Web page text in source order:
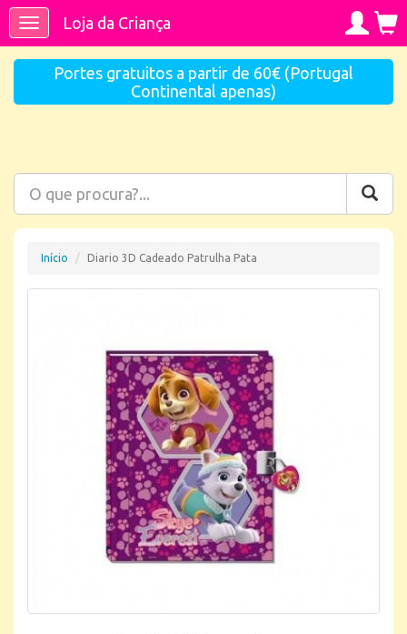
ToggleLoja da Criança
Portes gratuitos a partir de 60€ (Portugal
Continental apenas)
Início Diario 3D Cadeado Patrulha Pata